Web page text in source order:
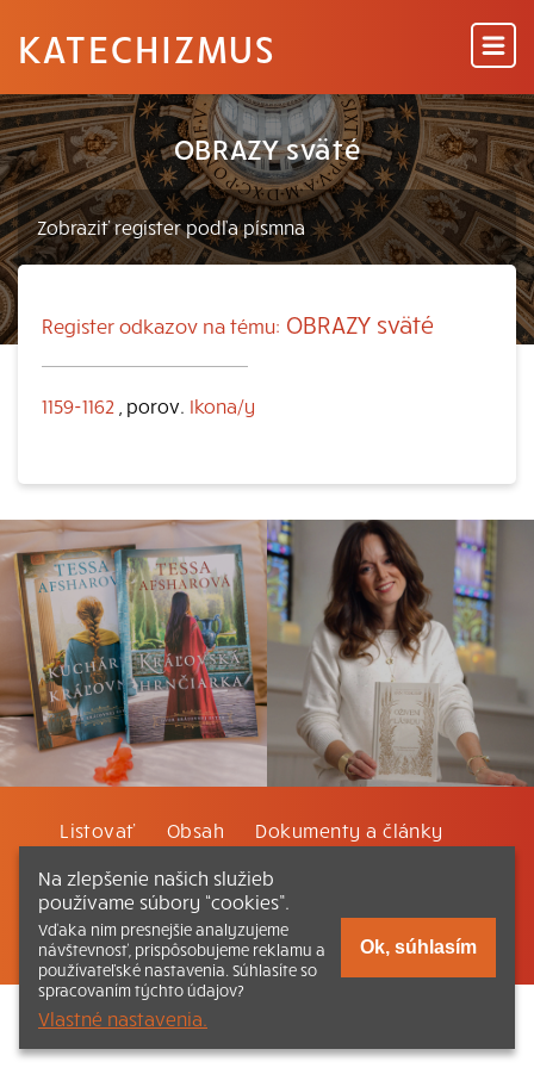
KATECHIZMUS
OBRAZY sväté
Register odkazov na tému: OBRAZY sväté
1159-1162 , porov. Ikona/y
Listovať Obsah Dokumenty a články
Kontakt Tlačená verzia Katechizmu
© 2026 katechizmus.sk |Všetky práva vyhradené
funguje aj vďaka kresťanskému kníhkupectvu Kumran.sk
Na zlepšenie našich služieb
používame súbory “cookies”.
Vďaka nim presnejšie analyzujeme
návštevnosť, prispôsobujeme reklamu a
používateľské nastavenia. Súhlasíte so
spracovaním týchto údajov?
Vlastné nastavenia.
Ok, súhlasím